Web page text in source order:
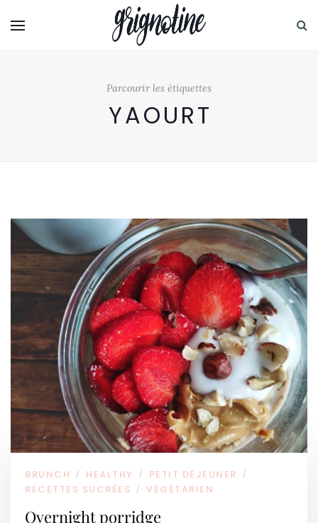
Parcourir les étiquettes
YAOURT
BRUNCH / HEALTHY / PETIT DÉJEUNER /
RECETTES SUCRÉES / VÉGÉTARIEN
Overnight porridge